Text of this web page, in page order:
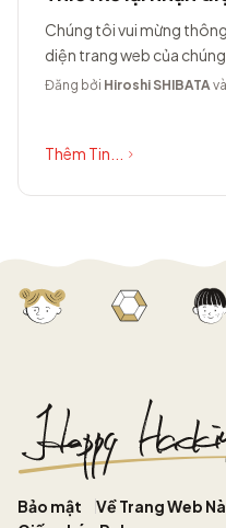
Chúng tôi vui mừng
diện trang web của
này...
Đăng bởi Hiroshi SHIBATA
Thêm Tin...
Bảo mật Về Trang Web